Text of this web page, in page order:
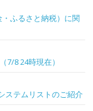
・ふるさと納税）に関
7/8 24時現在）
ステムリストのご紹介